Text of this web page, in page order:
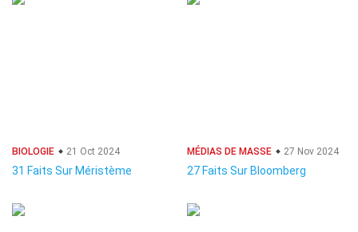
BIOLOGIE 21 Oct 2024
31 Faits Sur Méristème
MÉDIAS DE MASSE 27 Nov 2024
27 Faits Sur Bloomberg